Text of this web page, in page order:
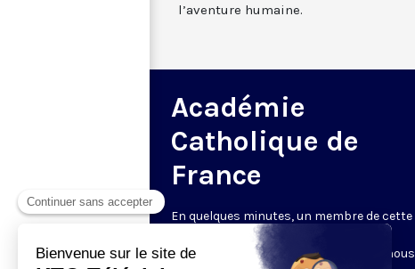
l’aventure humaine.
Académie
Catholique de
France
En quelques minutes, un membre de cette
Académie - fondée en 2009 « pour le
rayonnement du savoir et de la foi » - nous